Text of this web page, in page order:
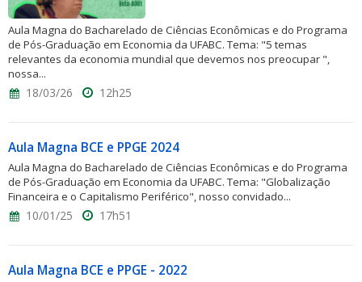
Aula Magna do Bacharelado de Ciências Econômicas e do Programa
de Pós-Graduação em Economia da UFABC. Tema: "5 temas
relevantes da economia mundial que devemos nos preocupar ",
nossa...
18/03/26 12h25
Aula Magna BCE e PPGE 2024
Aula Magna do Bacharelado de Ciências Econômicas e do Programa
de Pós-Graduação em Economia da UFABC. Tema: "Globalização
Financeira e o Capitalismo Periférico", nosso convidado...
10/01/25 17h51
Aula Magna BCE e PPGE - 2022